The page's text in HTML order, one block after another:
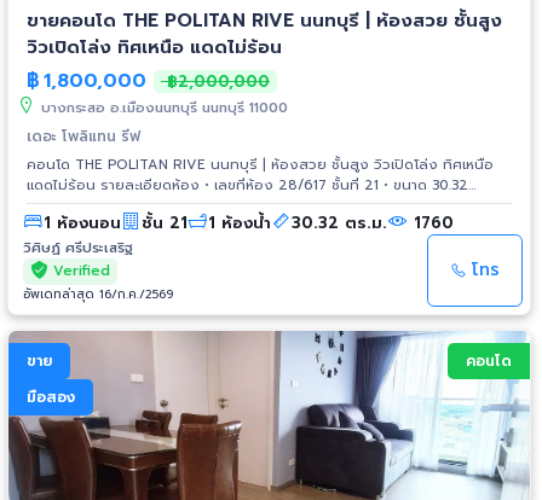
ขายคอนโด THE POLITAN RIVE นนทบุรี | ห้องสวย ชั้นสูง
วิวเปิดโล่ง ทิศเหนือ แดดไม่ร้อน
฿1,800,000 ฿2,000,000
บางกระสอ อ.เมืองนนทบุรี นนทบุรี 11000
เดอะ โพลิแทน รีฟ
คอนโด THE POLITAN RIVE นนทบุรี | ห้องสวย ชั้นสูง วิวเปิดโล่ง ทิศเหนือ
แดดไม่ร้อน รายละเอียดห้อง • เลขที่ห้อง 28/617 ชั้นที่ 21 • ขนาด 30.32
ตารางเมตร • 1 ห้องนอน 1 ห้องน้ำ • ระเบียง หันทิศเหนือ (North Facing) • วิว
เปิดโล่ง มองไปทาง The Politan Aqua • แดดไม่ร้อน ห้องเย็นสบาย ลมดี
ตลอดวัน • ห้องสภาพใหม่มาก ยังไม่เคยเข้าอยู่อาศัย จุดเด่นโครงการ • คอนโด
High Rise ริมแม่น้ำเจ้าพระยา สูง 57 ชั้น • ส่วนกลางระดับพรีเมียมครบครัน
เช่น สระว่ายน้ำ ฟิตเนส Sky Lounge และสวนพักผ่อนริมแม่น้ำ • เดินทางสะดวก
ใกล้ MRT สะพานพระนั่งเกล้า • ใกล้ห้างสรรพสินค้า โรงพยาบาล และสิ่งอำนวย
ความสะดวกครบ เหมาะสำหรับ ✔ อยู่อาศัยเอง ห้องทิศดี ไม่ร้อน ✔ นักลงทุน
ปล่อยเช่า ทำเลมีความต้องการสูง ราคาขายพิเศษ 1,800,000 บาท สนใจโทร.
081-2702525 วิศิษฏ์ ไอดีไลน์ : @Ws.estate789 #ขายคอนโด สนามบินน้ำ
#ขายคอนโด ลดราคาพิเศษ #ขายคอนโดโพลิแทนรีฟ #ขายคอนโดต่ำกว่า
โครงการ #สุดยอดคอนโดริมแม่น้ำ #ส่วนกลางจัดเต็ม
1 ห้องนอน ชั้น 21 1 ห้องน้ำ 30.32 ตร.ม. 1760
วิศิษฏ์ ศรีประเสริฐ
Verified
อัพเดทล่าสุด 16/ก.ค./2569
โทร
ขาย
มือสอง
คอนโด